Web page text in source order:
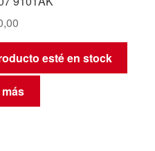
esté en stock